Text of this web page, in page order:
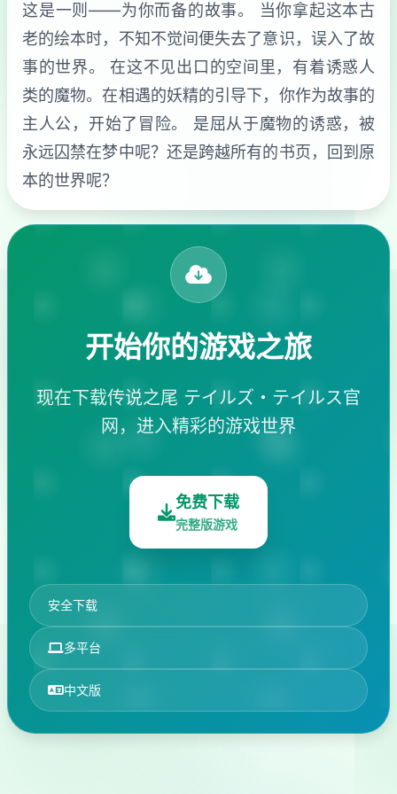
这是一则——为你而备的故事。 当你拿起这本古
老的绘本时，不知不觉间便失去了意识，误入了故
事的世界。 在这不见出口的空间里，有着诱惑人
类的魔物。在相遇的妖精的引导下，你作为故事的
主人公，开始了冒险。 是屈从于魔物的诱惑，被
永远囚禁在梦中呢？还是跨越所有的书页，回到原
本的世界呢？
开始你的游戏之旅
现在下载传说之尾 テイルズ・テイルス官
网，进入精彩的游戏世界
免费下载
完整版游戏
安全下载
多平台
中文版